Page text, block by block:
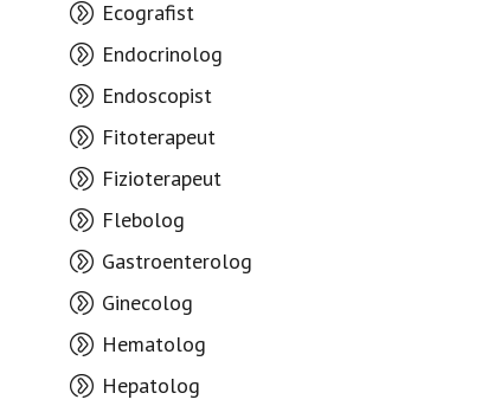
Ecografist
Endocrinolog
Endoscopist
Fitoterapeut
Fizioterapeut
Flebolog
Gastroenterolog
Ginecolog
Hematolog
Hepatolog